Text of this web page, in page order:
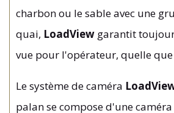
charbon ou le sable avec une
quai, LoadView garantit
vue pour l'opérateur, quelle
Le système de caméra
palan se compose d'une caméra